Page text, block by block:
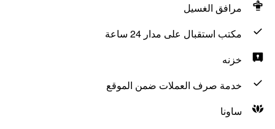
مرافق الغسيل
مكتب استقبال على مدار 24 ساعة
خزنه
خدمة صرف العملات ضمن الموقع
ساونا